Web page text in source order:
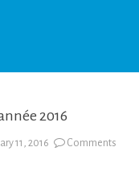
2016
11, 2016
Comments